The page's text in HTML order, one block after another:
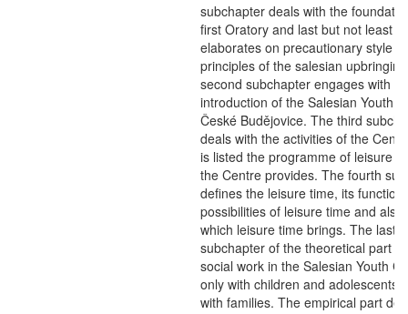
subchapter deals with the
first Oratory and last but not least it
elaborates on precautionary style
principles of the salesian
second subchapter engages with
introduction of the Salesian Youth
České Budějovice. The third
deals with the activities of the
is listed the programme of leisure
the Centre provides. The fourth
defines the leisure time, its
possibilities of leisure time and also
which leisure time brings. The last,
subchapter of the theoretical part
social work in the Salesian Youth
only with children and adolescents,
with families. The empirical part